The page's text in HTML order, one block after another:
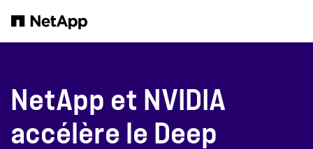
NetApp et NVIDIA
accélère le Deep